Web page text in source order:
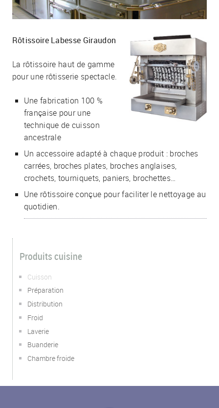
Rôtissoire Labesse Giraudon
La rôtissoire haut de gamme
pour une rôtisserie spectacle.
Une fabrication 100 %
française pour une
technique de cuisson
ancestrale
Un accessoire adapté à chaque produit : broches
carrées, broches plates, broches anglaises,
crochets, tourniquets, paniers, brochettes…
Une rôtissoire conçue pour faciliter le nettoyage au
quotidien.
Produits cuisine
Cuisson
Préparation
Distribution
Froid
Laverie
Buanderie
Chambre froide